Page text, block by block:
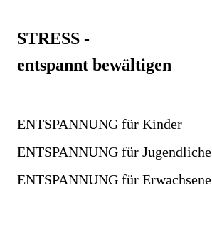
STRESS -
entspannt bewältigen
ENTSPANNUNG für Kinder
ENTSPANNUNG für Jugendliche
ENTSPANNUNG für Erwachsene